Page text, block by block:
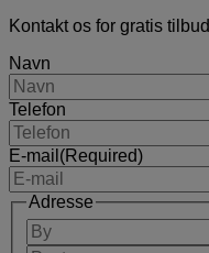
Kontakt os for gratis tilbud
Navn
Telefon
E-mail (Required)
Adresse